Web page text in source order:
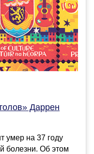
Даррен
умер на 37 году
болезни. Об этом